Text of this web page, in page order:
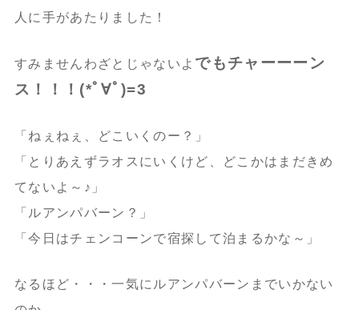
人に手があたりました！
すみませんわざとじゃないよ でもチャーーーン
ス！！！(*ﾟ∀ﾟ)=3
「ねぇねぇ、どこいくのー？」
「とりあえずラオスにいくけど、どこかはまだきめ
てないよ～♪」
「ルアンパバーン？」
「今日はチェンコーンで宿探して泊まるかな～」
なるほど・・・一気にルアンパバーンまでいかない